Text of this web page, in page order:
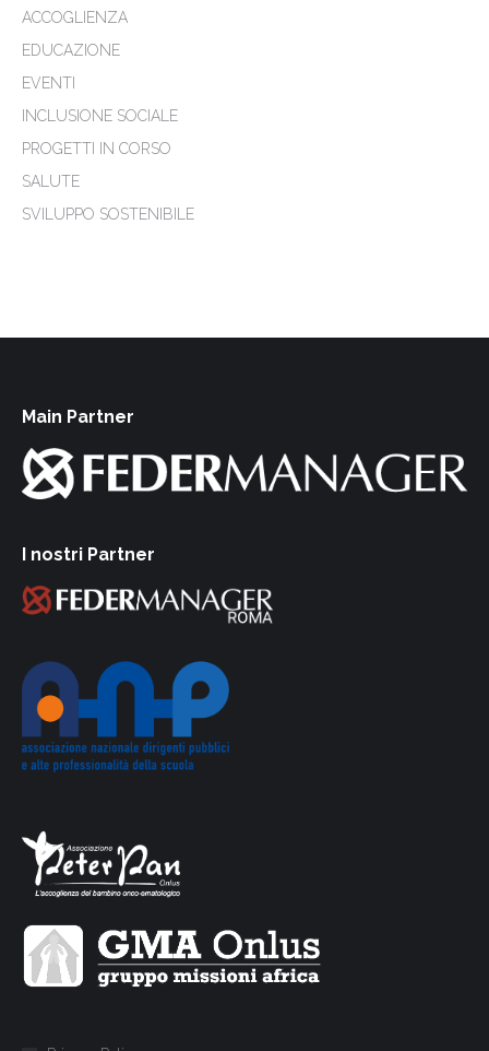
ACCOGLIENZA
EDUCAZIONE
EVENTI
INCLUSIONE SOCIALE
PROGETTI IN CORSO
SALUTE
SVILUPPO SOSTENIBILE
Main Partner
I nostri Partner